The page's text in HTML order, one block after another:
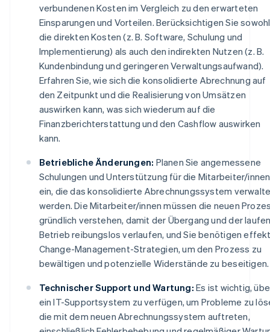
verbundenen Kosten im Vergleich zu den erwarteten
Einsparungen und Vorteilen. Berücksichtigen Sie sowohl
die direkten Kosten (z. B. Software, Schulung und
Implementierung) als auch den indirekten Nutzen (z. B.
Kundenbindung und geringeren Verwaltungsaufwand).
Erfahren Sie, wie sich die konsolidierte Abrechnung auf
den Zeitpunkt und die Realisierung von Umsätzen
auswirken kann, was sich wiederum auf die
Finanzberichterstattung und den Cashflow auswirken
kann.
Betriebliche Änderungen: Planen Sie angemessene
Schulungen und Unterstützung für die Mitarbeiter/innen
ein, die das konsolidierte Abrechnungssystem
werden. Die Mitarbeiter/innen müssen die neuen
gründlich verstehen, damit der Übergang und der
Betrieb reibungslos verlaufen, und Sie benötigen
Change-Management-Strategien, um den Prozess zu
bewältigen und potenzielle Widerstände zu beseitigen.
Technischer Support und Wartung: Es ist wichtig,
ein IT-Supportsystem zu verfügen, um Probleme zu
die mit dem neuen Abrechnungssystem auftreten,